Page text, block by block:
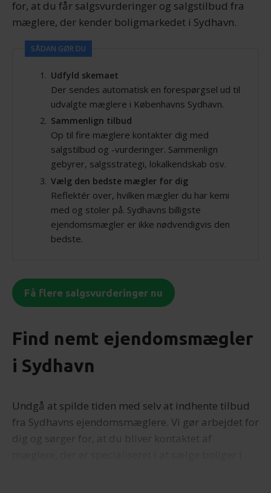
for, at du får salgsvurderinger og salgstilbud fra
mæglere, der kender boligmarkedet i Sydhavn.
SÅDAN GØR DU
Udfyld skemaet
Der sendes automatisk en forespørgsel ud til
udvalgte mæglere i Københavns Sydhavn.
Sammenlign tilbud
Op til fire mæglere kontakter dig med
salgstilbud og -vurderinger. Sammenlign
gebyrer, salgsstrategi, lokalkendskab osv.
Vælg den bedste mægler for dig
Reflektér over, hvilken mægler du har kemi
med og stoler på. Sydhavns billigste
ejendomsmægler er ikke nødvendigvis den
bedste.
Få flere salgsvurderinger nu
Find nemt ejendomsmægler
i Sydhavn
Undgå at spilde tiden med selv at indhente tilbud
fra Sydhavns ejendomsmæglere. Vi gør arbejdet for
dig og sørger for, at du bliver kontaktet af